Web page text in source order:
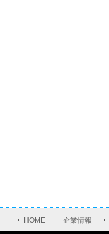
HOME 企業情報